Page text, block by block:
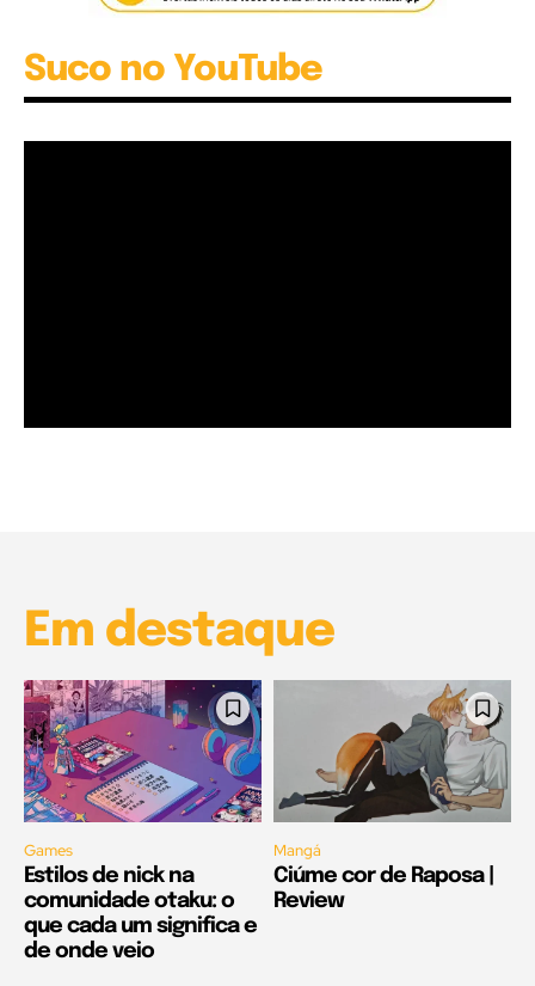
Suco no YouTube
Em destaque
Games
Estilos de nick na
comunidade otaku: o
que cada um significa e
de onde veio
Mangá
Ciúme cor de Raposa |
Review